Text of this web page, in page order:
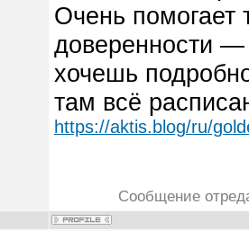
Очень
доверенности —
хочешь
там всё
https://aktis.blog/ru/
Сообщение